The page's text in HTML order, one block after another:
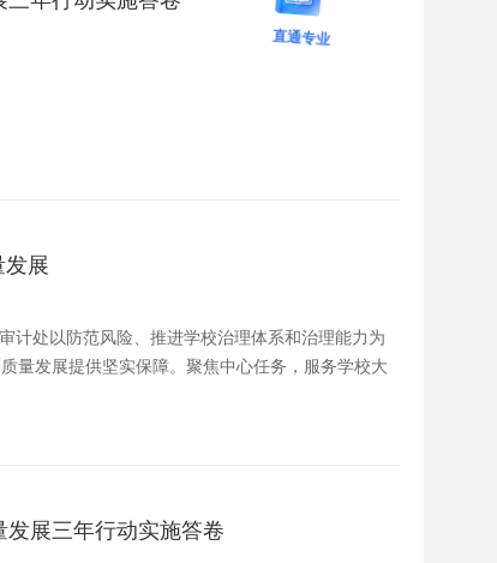
发展
计处以防范风险、推进学校治理体系和治理能力为
量发展提供坚实保障。聚焦中心任务，服务学校大
展三年行动实施答卷
直通专业